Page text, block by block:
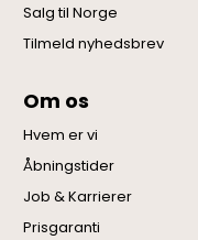
Salg til Norge
Tilmeld nyhedsbrev
Om os
Hvem er vi
Åbningstider
Job & Karrierer
Prisgaranti